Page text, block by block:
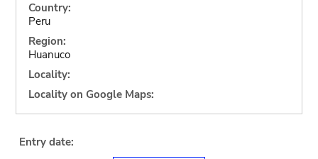
Country:
Peru
Region:
Huanuco
Locality:
Locality on Google Maps:
Entry date: